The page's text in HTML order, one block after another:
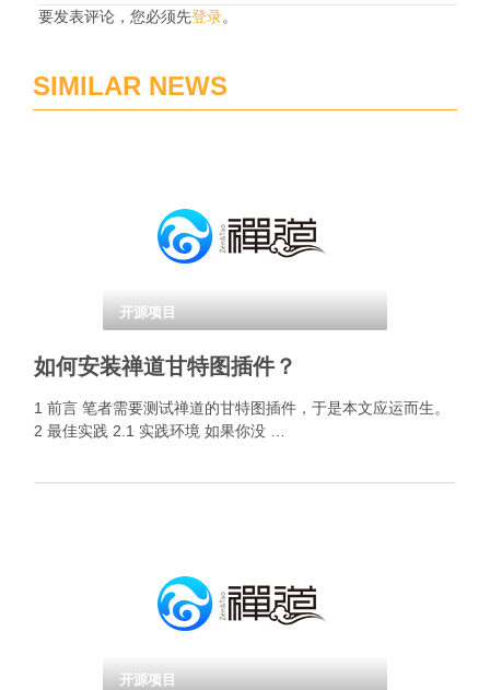
要发表评论，您必须先登录。
SIMILAR NEWS
开源项目
如何安装禅道甘特图插件？
1 前言 笔者需要测试禅道的甘特图插件，于是本文应运而生。
2 最佳实践 2.1 实践环境 如果你没 …
开源项目